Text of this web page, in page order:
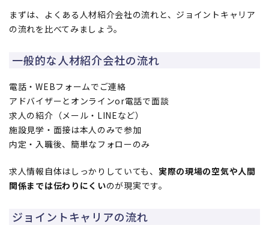
まずは、よくある人材紹介会社の流れと、ジョイントキャリア
の流れを比べてみましょう。
一般的な人材紹介会社の流れ
電話・WEBフォームでご連絡
アドバイザーとオンラインor電話で面談
求人の紹介（メール・LINEなど）
施設見学・面接は本人のみで参加
内定・入職後、簡単なフォローのみ
求人情報自体はしっかりしていても、 実際の現場の空気や人間
関係までは伝わりにくいのが現実です。
ジョイントキャリアの流れ